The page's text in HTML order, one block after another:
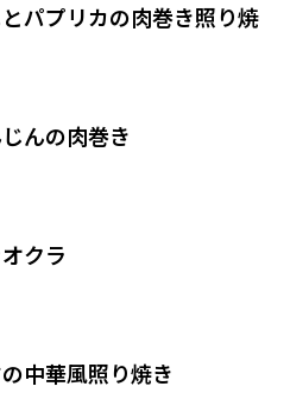
パプリカの肉巻き照り焼
んの肉巻き
クラ
中華風照り焼き